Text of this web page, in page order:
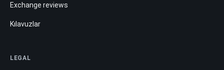
Exchange reviews
Kılavuzlar
LEGAL